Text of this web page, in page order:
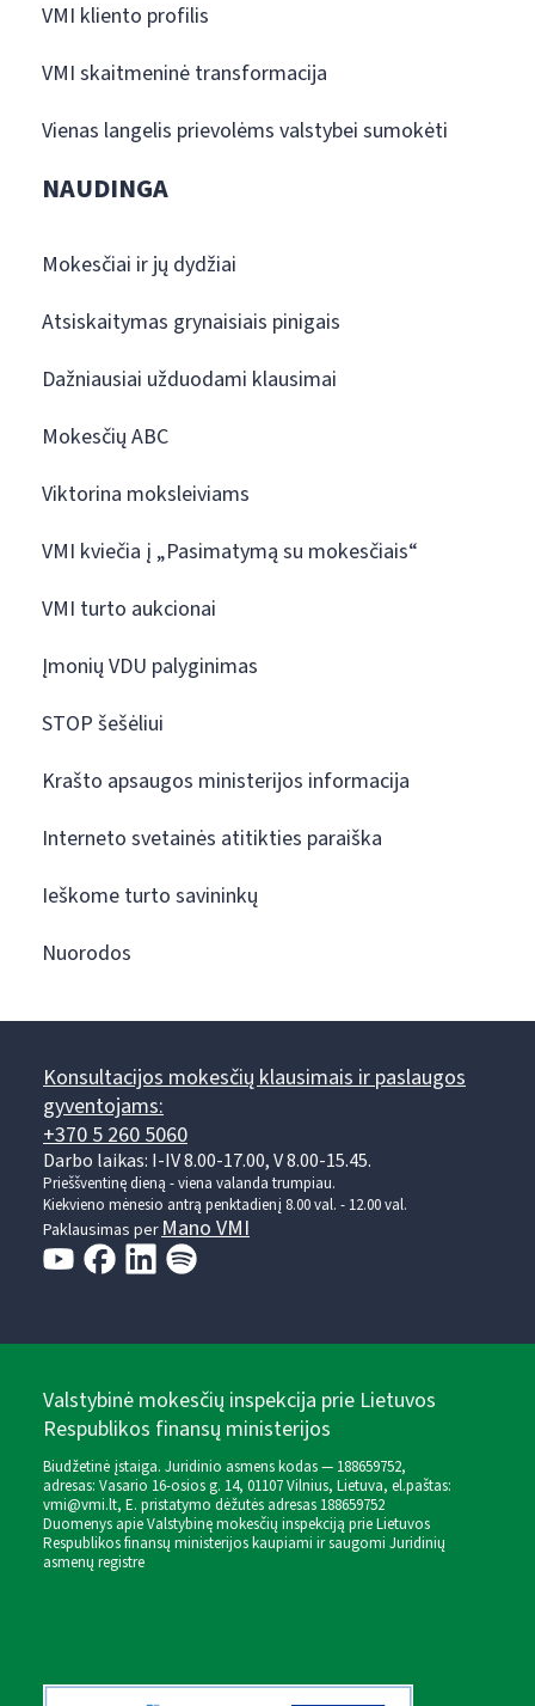
VMI kliento profilis
VMI skaitmeninė transformacija
Vienas langelis prievolėms valstybei sumokėti
NAUDINGA
Mokesčiai ir jų dydžiai
Atsiskaitymas grynaisiais pinigais
Dažniausiai užduodami klausimai
Mokesčių ABC
Viktorina moksleiviams
VMI kviečia į „Pasimatymą su mokesčiais“
VMI turto aukcionai
Įmonių VDU palyginimas
STOP šešėliui
Krašto apsaugos ministerijos informacija
Interneto svetainės atitikties paraiška
Ieškome turto savininkų
Nuorodos
Konsultacijos mokesčių klausimais ir paslaugos
gyventojams:
+370 5 260 5060
Darbo laikas: I-IV 8.00-17.00, V 8.00-15.45.
Prieššventinę dieną - viena valanda trumpiau.
Kiekvieno mėnesio antrą penktadienį 8.00 val. - 12.00 val.
Paklausimas perMano VMI
Valstybinė mokesčių inspekcija prie Lietuvos
Respublikos finansų ministerijos
Biudžetinė įstaiga. Juridinio asmens kodas — 188659752,
adresas: Vasario 16-osios g. 14, 01107 Vilnius, Lietuva, el.paštas:
vmi@vmi.lt, E. pristatymo dėžutės adresas 188659752
Duomenys apie Valstybinę mokesčių inspekciją prie Lietuvos
Respublikos finansų ministerijos kaupiami ir saugomi Juridinių
asmenų registre